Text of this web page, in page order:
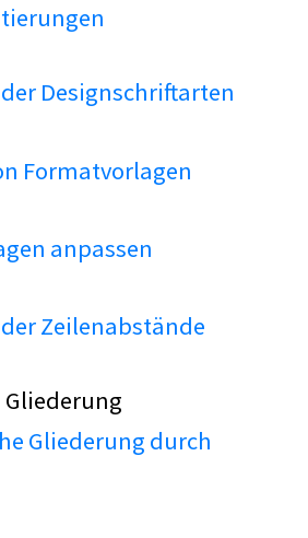
Designschriftarten
Formatvorlagen
anpassen
Zeilenabstände
Gliederung
Gliederung durch